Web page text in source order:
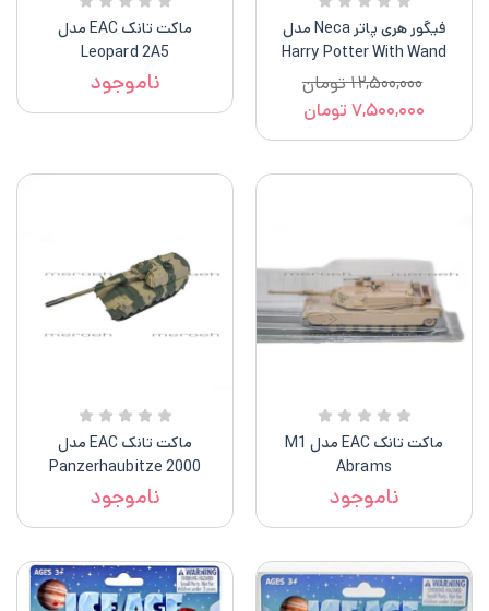
فیگور هری پاتر Neca مدل
Harry Potter With Wand
And Base
۱۲,۵۰۰,۰۰۰تومان
۷,۵۰۰,۰۰۰ تومان
ماکت تانک EAC مدل
Leopard 2A5
ناموجود
ماکت تانک EAC مدل M1
Abrams
ناموجود
ماکت تانک EAC مدل
Panzerhaubitze 2000
ناموجود